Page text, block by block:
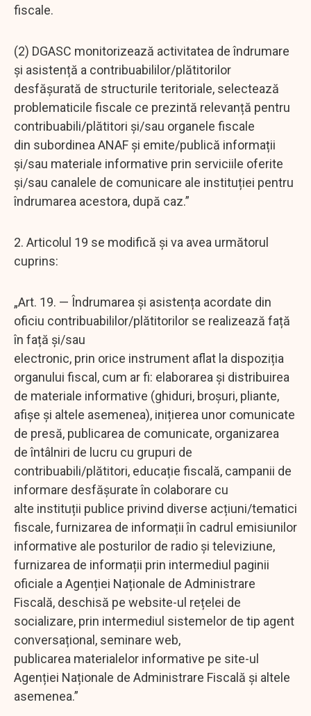
fiscale.
(2) DGASC monitorizează activitatea de îndrumare
și asistență a contribuabililor/plătitorilor
desfășurată de structurile teritoriale, selectează
problematicile fiscale ce prezintă relevanță pentru
contribuabili/plătitori și/sau organele fiscale
din subordinea ANAF și emite/publică informații
și/sau materiale informative prin serviciile oferite
și/sau canalele de comunicare ale instituției pentru
îndrumarea acestora, după caz.”
2. Articolul 19 se modifică și va avea următorul
cuprins:
„Art. 19. — Îndrumarea și asistența acordate din
oficiu contribuabililor/plătitorilor se realizează față
în față și/sau
electronic, prin orice instrument aflat la dispoziția
organului fiscal, cum ar fi: elaborarea și distribuirea
de materiale informative (ghiduri, broșuri, pliante,
afișe și altele asemenea), inițierea unor comunicate
de presă, publicarea de comunicate, organizarea
de întâlniri de lucru cu grupuri de
contribuabili/plătitori, educație fiscală, campanii de
informare desfășurate în colaborare cu
alte instituții publice privind diverse acțiuni/tematici
fiscale, furnizarea de informații în cadrul emisiunilor
informative ale posturilor de radio și televiziune,
furnizarea de informații prin intermediul paginii
oficiale a Agenției Naționale de Administrare
Fiscală, deschisă pe website-ul rețelei de
socializare, prin intermediul sistemelor de tip agent
conversațional, seminare web,
publicarea materialelor informative pe site-ul
Agenției Naționale de Administrare Fiscală și altele
asemenea.”